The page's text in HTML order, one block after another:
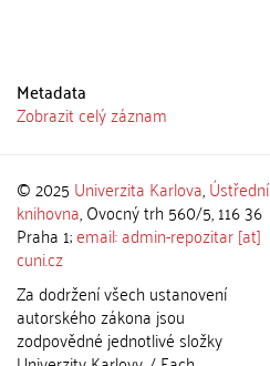
Metadata
Zobrazit celý záznam
© 2025 Univerzita Karlova,Ústřední
knihovna, Ovocný trh 560/5, 116 36
Praha 1;email: admin-repozitar [at]
cuni.cz
Za dodržení všech ustanovení
autorského zákona jsou
zodpovědné jednotlivé složky